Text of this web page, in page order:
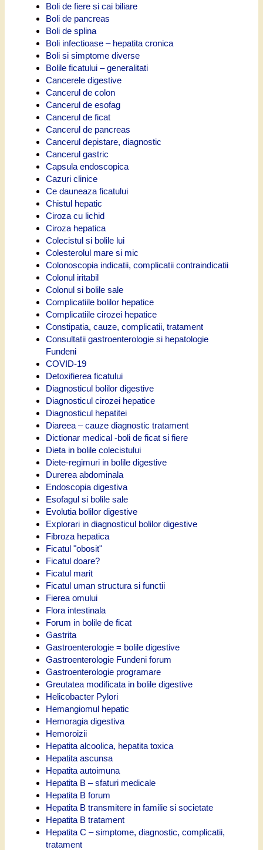
Boli de fiere si cai biliare
Boli de pancreas
Boli de splina
Boli infectioase – hepatita cronica
Boli si simptome diverse
Bolile ficatului – generalitati
Cancerele digestive
Cancerul de colon
Cancerul de esofag
Cancerul de ficat
Cancerul de pancreas
Cancerul depistare, diagnostic
Cancerul gastric
Capsula endoscopica
Cazuri clinice
Ce dauneaza ficatului
Chistul hepatic
Ciroza cu lichid
Ciroza hepatica
Colecistul si bolile lui
Colesterolul mare si mic
Colonoscopia indicatii, complicatii contraindicatii
Colonul iritabil
Colonul si bolile sale
Complicatiile bolilor hepatice
Complicatiile cirozei hepatice
Constipatia, cauze, complicatii, tratament
Consultatii gastroenterologie si hepatologie
Fundeni
COVID-19
Detoxifierea ficatului
Diagnosticul bolilor digestive
Diagnosticul cirozei hepatice
Diagnosticul hepatitei
Diareea – cauze diagnostic tratament
Dictionar medical -boli de ficat si fiere
Dieta in bolile colecistului
Diete-regimuri in bolile digestive
Durerea abdominala
Endoscopia digestiva
Esofagul si bolile sale
Evolutia bolilor digestive
Explorari in diagnosticul bolilor digestive
Fibroza hepatica
Ficatul "obosit"
Ficatul doare?
Ficatul marit
Ficatul uman structura si functii
Fierea omului
Flora intestinala
Forum in bolile de ficat
Gastrita
Gastroenterologie = bolile digestive
Gastroenterologie Fundeni forum
Gastroenterologie programare
Greutatea modificata in bolile digestive
Helicobacter Pylori
Hemangiomul hepatic
Hemoragia digestiva
Hemoroizii
Hepatita alcoolica, hepatita toxica
Hepatita ascunsa
Hepatita autoimuna
Hepatita B – sfaturi medicale
Hepatita B forum
Hepatita B transmitere in familie si societate
Hepatita B tratament
Hepatita C – simptome, diagnostic, complicatii,
tratament